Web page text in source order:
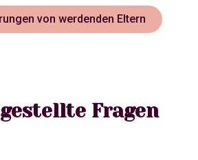
von werdenden Eltern
Fragen